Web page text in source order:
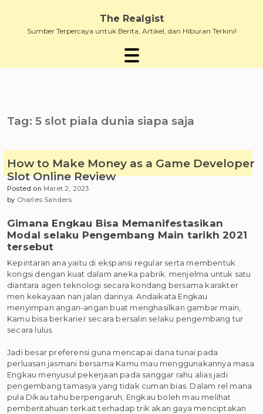
content
The Realgist
Sumber Terpercaya untuk Berita, Artikel, dan Hiburan Terkini!
Tag: 5 slot piala dunia siapa saja
How to Make Money as a Game Developer
Slot Online Review
Posted on Maret 2, 2023
by Charles Sanders
Gimana Engkau Bisa Memanifestasikan
Modal selaku Pengembang Main tarikh 2021
tersebut
Kepintaran ana yaitu di ekspansi regular serta membentuk
kongsi dengan kuat dalam aneka pabrik. menjelma untuk satu
diantara agen teknologi secara kondang bersama karakter
men kekayaan nan jalan darinya. Andaikata Engkau
menyimpan angan-angan buat menghasilkan gambar main,
Kamu bisa berkarier secara bersalin selaku pengembang tur
secara lulus.
Jadi besar preferensi guna mencapai dana tunai pada
perluasan jasmani bersama Kamu mau menggunakannya masa
Engkau menyusul pekerjaan pada sanggar rahu alias jadi
pengembang tamasya yang tidak cuman bias. Dalam rel mana
pula Dikau tahu berpengaruh, Engkau boleh mau melihat
pemberitahuan terkait terhadap trik akan gaya menciptakan